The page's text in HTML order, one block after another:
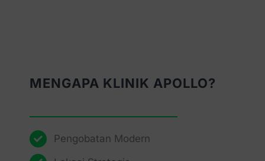
MENGAPA KLINIK APOLLO?
Pengobatan Modern